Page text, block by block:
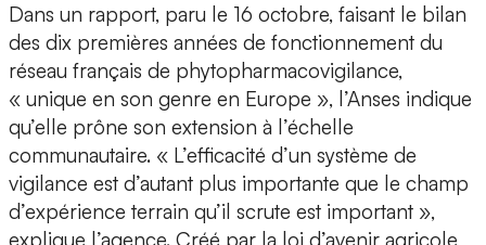
Dans un rapport, paru le 16 octobre, faisant le bilan
des dix premières années de fonctionnement du
réseau français de phytopharmacovigilance,
« unique en son genre en Europe », l’Anses indique
qu’elle prône son extension à l’échelle
communautaire. « L’efficacité d’un système de
vigilance est d’autant plus importante que le champ
d’expérience terrain qu’il scrute est important »,
explique l’agence. Créé par la loi d’avenir agricole